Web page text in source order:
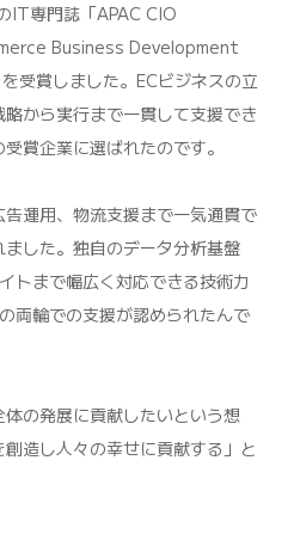
IT専門誌「APAC CIO
Business Development
賞しました。ECビジネスの立
から実行まで一貫して支援でき
賞企業に選ばれたのです。
告運用、物流支援まで一気通貫で
した。独自のデータ分析基盤
トまで幅広く対応できる技術力
両輪での支援が認められたんで
の発展に貢献したいという想
造し人々の幸せに貢献する」と